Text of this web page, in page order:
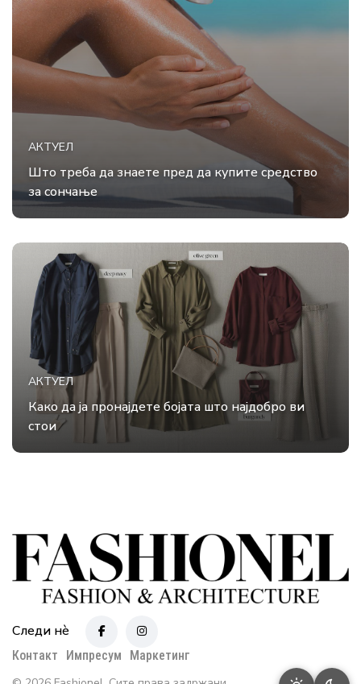
АКТУЕЛ
Што треба да знаете пред да купите средство
за сончање
АКТУЕЛ
Како да ја пронајдете бојата што најдобро ви
стои
Следи нè
Контакт Импресум
Маркетинг